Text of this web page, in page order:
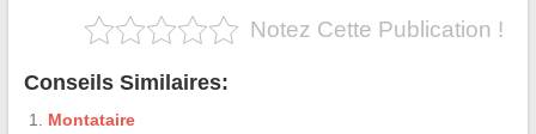
Notez Cette Publication !
Conseils Similaires:
Montataire